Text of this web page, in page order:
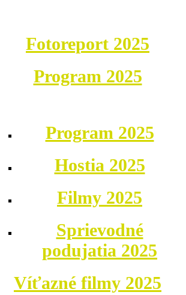
Fotoreport 2025
Program 2025
Program 2025
Hostia 2025
Filmy 2025
Sprievodné
podujatia 2025
Víťazné filmy 2025